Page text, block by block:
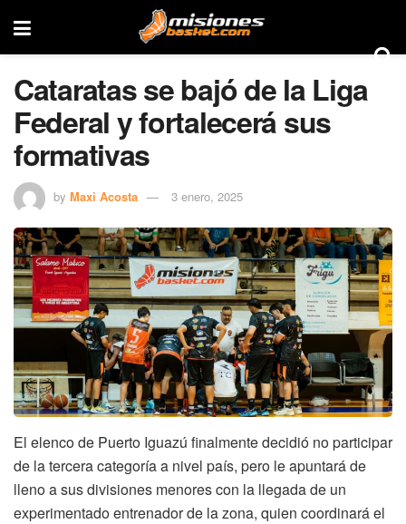
Cataratas se bajó de la Liga
Federal y fortalecerá sus
formativas
by Maxi Acosta 3 enero, 2025
El elenco de Puerto Iguazú finalmente decidió no participar
de la tercera categoría a nivel país, pero le apuntará de
lleno a sus divisiones menores con la llegada de un
experimentado entrenador de la zona, quien coordinará el